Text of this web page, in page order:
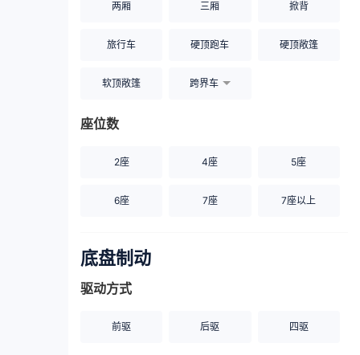
两厢 三厢 掀背
旅行车 硬顶跑车 硬顶敞篷
软顶敞篷 跨界车
座位数
2座 4座 5座
6座 7座 7座以上
底盘制动
驱动方式
前驱 后驱 四驱